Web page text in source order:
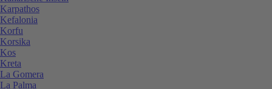
Karpathos
Kefalonia
Korfu
Korsika
Kos
Kreta
La Gomera
La Palma